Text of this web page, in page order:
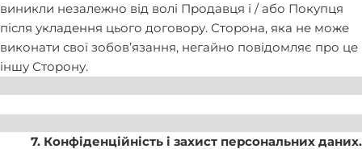
виникли незалежно від волі Продавця і / або Покупця
після укладення цього договору. Сторона, яка не може
виконати свої зобов’язання, негайно повідомляє про це
іншу Сторону.
7. Конфіденційність і захист персональних даних.